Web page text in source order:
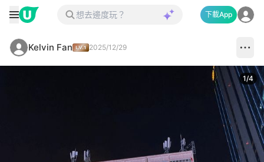
下載App
Kelvin Fan 2025/12/29
1/4